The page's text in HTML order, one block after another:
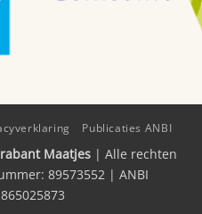
Publicaties ANBI
Maatjes | Alle rechten
89573552 | ANBI